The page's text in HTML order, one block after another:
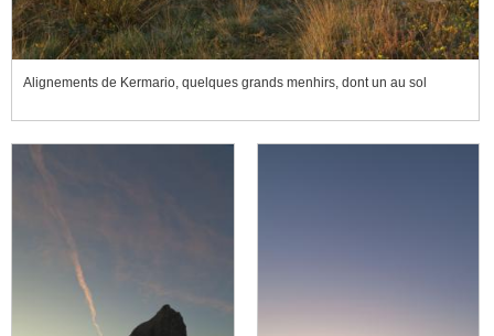
Alignements de Kermario, quelques grands menhirs, dont un au sol